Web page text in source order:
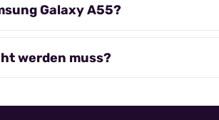
Galaxy A55?
werden muss?